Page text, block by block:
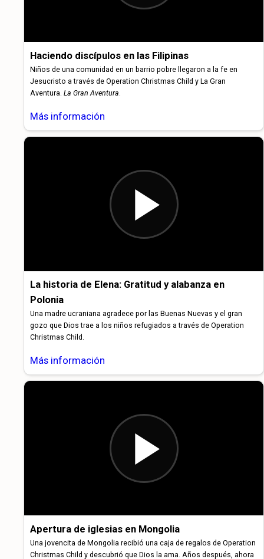
Haciendo discípulos en las Filipinas
Niños de una comunidad en un barrio pobre llegaron a la fe en
Jesucristo a través de Operation Christmas Child y La Gran
Aventura.La Gran Aventura.
Más información
La historia de Elena: Gratitud y alabanza en
Polonia
Una madre ucraniana agradece por las Buenas Nuevas y el gran
gozo que Dios trae a los niños refugiados a través de Operation
Christmas Child.
Más información
Apertura de iglesias en Mongolia
Una jovencita de Mongolia recibió una caja de regalos de Operation
Christmas Child y descubrió que Dios la ama. Años después, ahora